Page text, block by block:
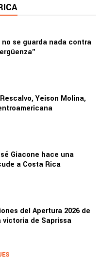
se guarda nada contra
Yeison Molina,
Giacone hace una
a Costa Rica
del Apertura 2026 de
victoria de Saprissa